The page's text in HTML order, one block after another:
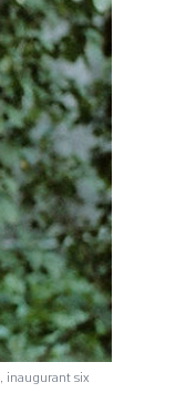
inaugurant six